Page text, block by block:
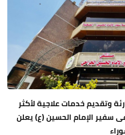
وتقديم خدمات علاجية لأكثر
سفير الإمام الحسين (ع) يعلن